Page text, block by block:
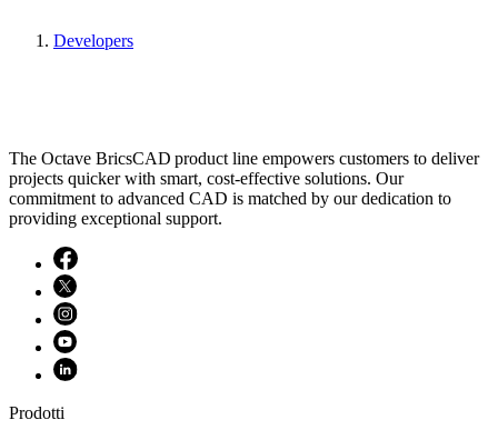
Developers
The Octave BricsCAD product line empowers customers to deliver
projects quicker with smart, cost-effective solutions. Our
commitment to advanced CAD is matched by our dedication to
providing exceptional support.
Prodotti